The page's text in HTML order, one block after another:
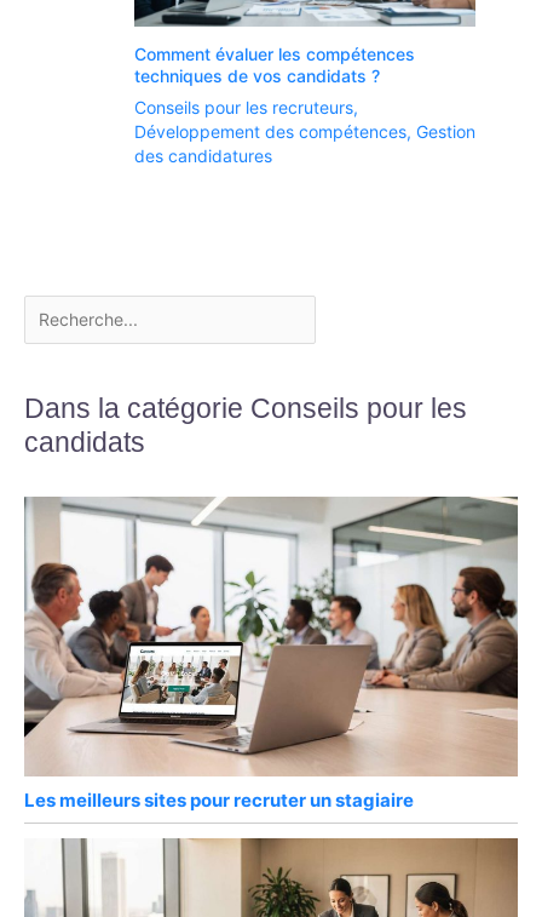
Comment évaluer les compétences
techniques de vos candidats ?
Conseils pour les recruteurs,
Développement des compétences, Gestion
des candidatures
Dans la catégorie Conseils pour les
candidats
Les meilleurs sites pour recruter un stagiaire